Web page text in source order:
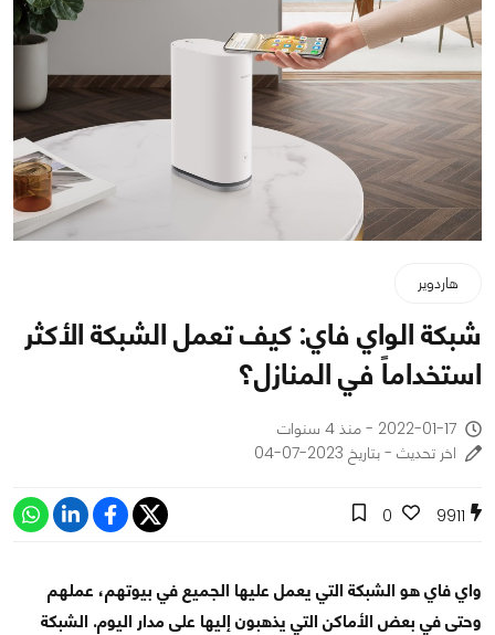
هاردوير
شبكة الواي فاي: كيف تعمل الشبكة الأكثر
استخداماً في المنازل؟
2022-01-17 - منذ 4 سنوات
اخر تحديث - بتاريخ 2023-07-04
9911
0
واي فاي هو الشبكة التي يعمل عليها الجميع في بيوتهم، عملهم
وحتى في بعض الأماكن التي يذهبون إليها على مدار اليوم. الشبكة